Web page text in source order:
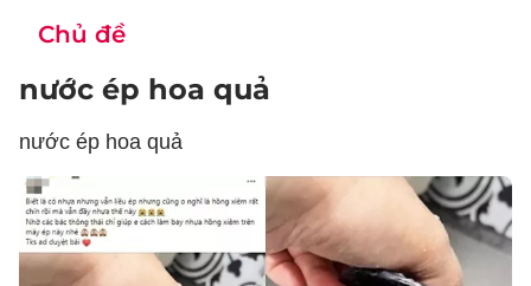
Chủ đề
nước ép hoa quả
nước ép hoa quả